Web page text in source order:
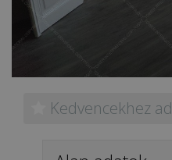
Kedvencekhez ad